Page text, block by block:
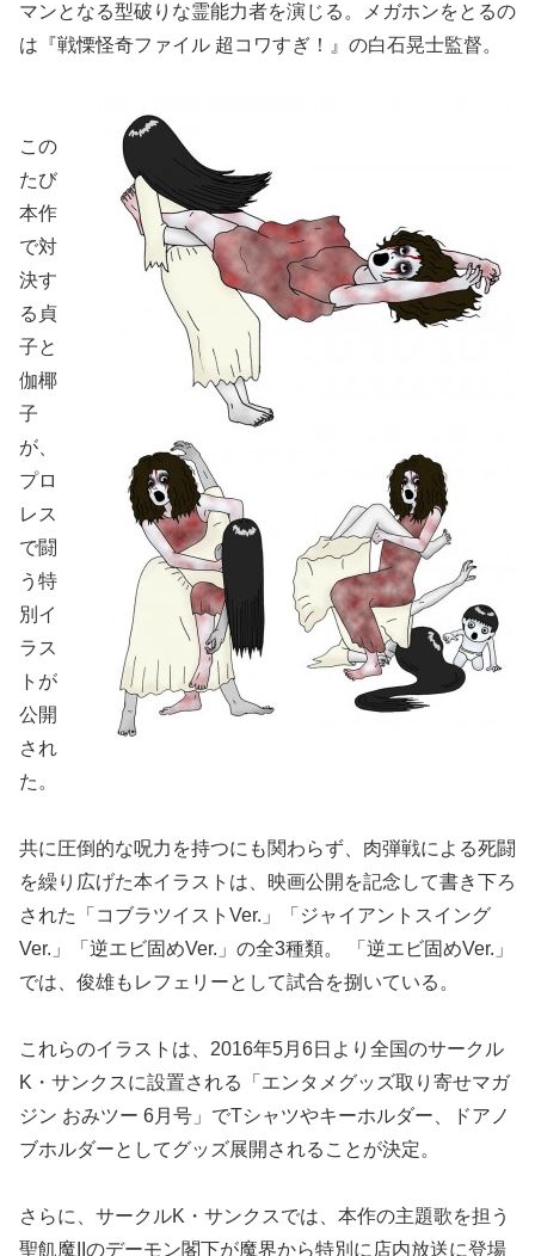
マンとなる型破りな霊能力者を演じる。メガホンをとるの
は『戦慄怪奇ファイル 超コワすぎ！』の白石晃士監督。
この
たび
本作
で対
決す
る貞
子と
伽椰
子
が、
プロ
レス
で闘
う特
別イ
ラス
トが
公開
され
た。
共に圧倒的な呪力を持つにも関わらず、肉弾戦による死闘
を繰り広げた本イラストは、映画公開を記念して書き下ろ
された「コブラツイストVer.」「ジャイアントスイング
Ver.」「逆エビ固めVer.」の全3種類。 「逆エビ固めVer.」
では、俊雄もレフェリーとして試合を捌いている。
これらのイラストは、2016年5月6日より全国のサークル
K・サンクスに設置される「エンタメグッズ取り寄せマガ
ジン おみツー 6月号」でTシャツやキーホルダー、ドアノ
ブホルダーとしてグッズ展開されることが決定。
さらに、サークルK・サンクスでは、本作の主題歌を担う
聖飢魔IIのデーモン閣下が魔界から特別に店内放送に登場